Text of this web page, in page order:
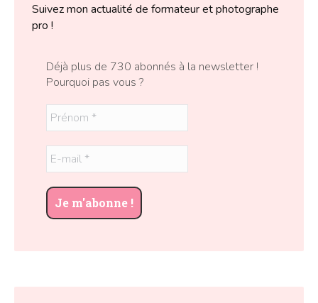
Suivez mon actualité de formateur et photographe
pro !
Déjà plus de 730 abonnés à la newsletter !
Pourquoi pas vous ?